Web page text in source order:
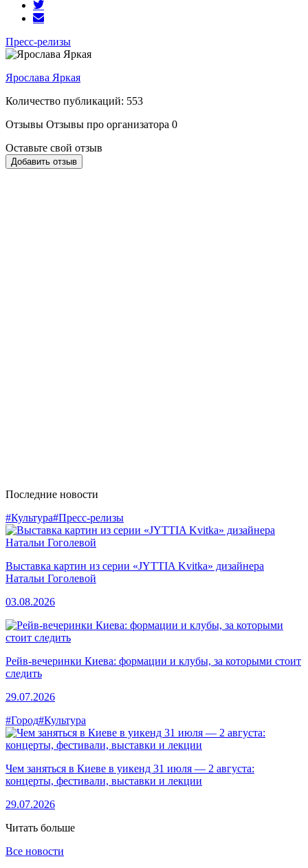
Пресс-релизы
Ярослава Яркая
Количество публикаций: 553
Отзывы Отзывы про организатора 0
Оставьте свой отзыв
Добавить отзыв
Последние новости
#Культура#Пресс-релизы
Выставка картин из серии «JYTTIA Kvitka» дизайнера
Натальи Гоголевой
03.08.2026
Рейв-вечеринки Киева: формации и клубы, за которыми стоит
следить
29.07.2026
#Город#Культура
Чем заняться в Киеве в уикенд 31 июля — 2 августа:
концерты, фестивали, выставки и лекции
29.07.2026
Читать больше
Все новости